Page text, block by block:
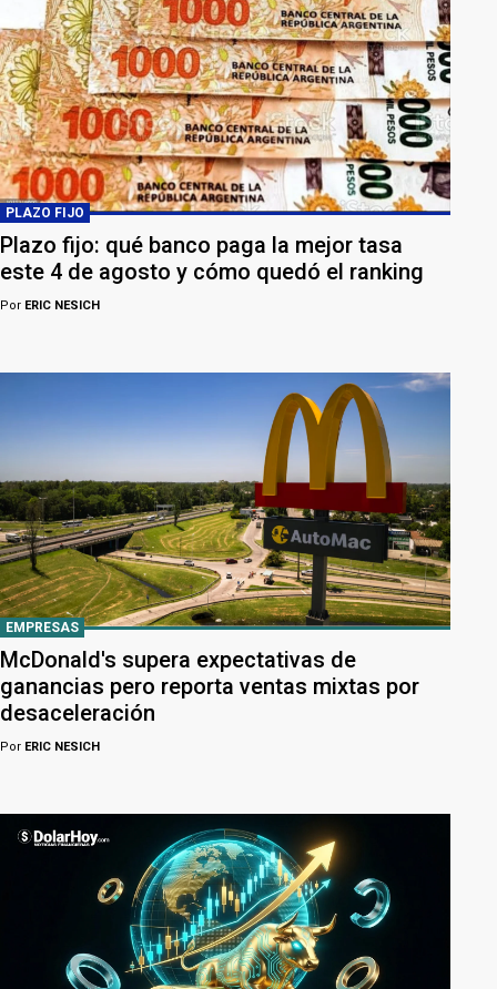
PLAZO FIJO
Plazo fijo: qué banco paga la mejor tasa
este 4 de agosto y cómo quedó el ranking
Por ERIC NESICH
EMPRESAS
McDonald's supera expectativas de
ganancias pero reporta ventas mixtas por
desaceleración
Por ERIC NESICH